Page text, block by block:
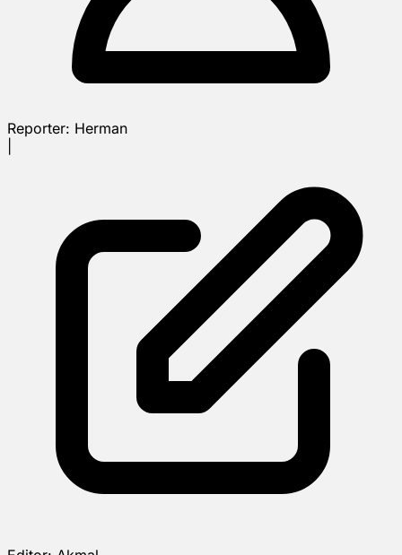
Reporter: Herman